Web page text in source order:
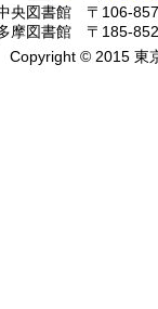
央図書館 〒106-
摩図書館 〒185-
Copyright © 2015 東